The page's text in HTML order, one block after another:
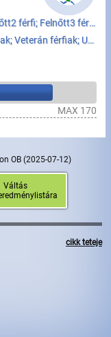
Ifi fiú; Junior férfi; Felnőtt1 férfi; Felnőtt2 férfi; Felnőtt3 férfi; Felnőtt4 férfi; Szenior1 férf...
UP2 fiúk; Felnőtt férfiak; Szenior férfiak; Veterán férfiak; UP2 lányok; Felnőtt nők; Szenior nők; V...
MAX 170
OB(2025-07-12)
Váltás
cikk teteje